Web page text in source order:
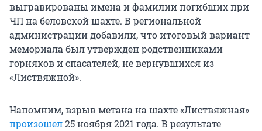
выгравированы имена и фамилии погибших при
ЧП на беловской шахте. В региональной
администрации добавили, что итоговый вариант
мемориала был утвержден родственниками
горняков и спасателей, не вернувшихся из
«Листвяжной».
Напомним, взрыв метана на шахте «Листвяжная»
произошел25 ноября 2021 года. В результате